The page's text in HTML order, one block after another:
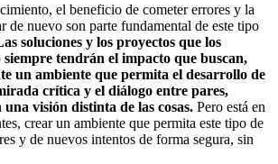
el beneficio de cometer errores y la
de nuevo son parte fundamental de este tipo
soluciones y los proyectos que los
siempre tendrán el impacto que buscan,
un ambiente que permita el desarrollo de
crítica y el diálogo entre pares,
visión distinta de las cosas. Pero está en
crear un ambiente que permita este tipo de
y de nuevos intentos de forma segura, sin